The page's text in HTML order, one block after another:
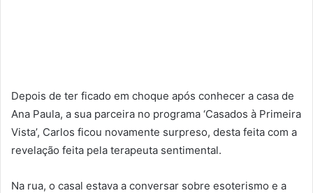
Depois de ter ficado em choque após conhecer a casa de
Ana Paula, a sua parceira no programa ‘Casados à Primeira
Vista’, Carlos ficou novamente surpreso, desta feita com a
revelação feita pela terapeuta sentimental.
Na rua, o casal estava a conversar sobre esoterismo e a